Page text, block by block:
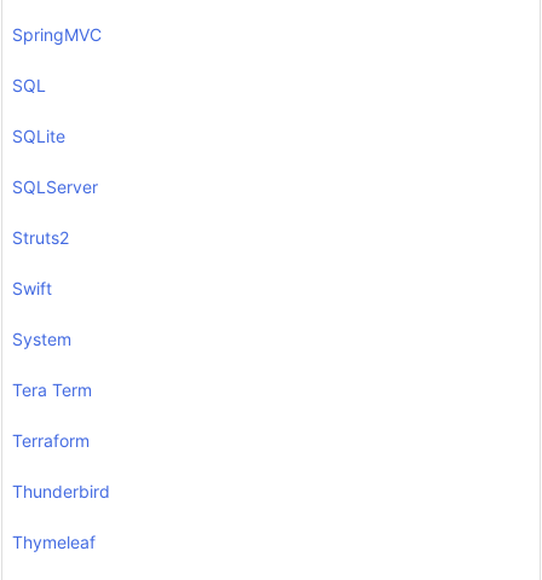
SpringMVC
SQL
SQLite
SQLServer
Struts2
Swift
System
Tera Term
Terraform
Thunderbird
Thymeleaf